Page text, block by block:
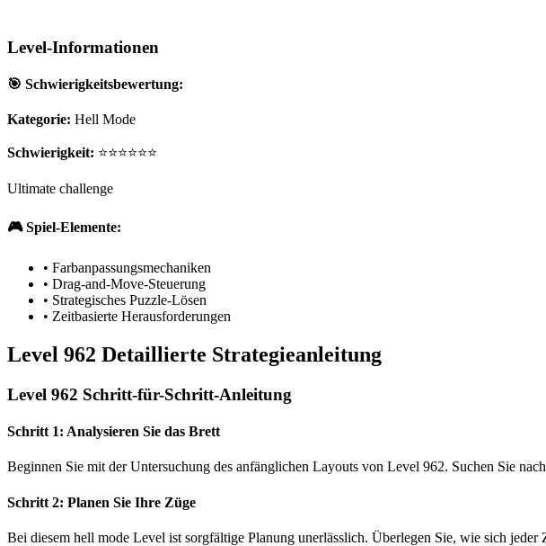
Level-Informationen
🎯 Schwierigkeitsbewertung:
Kategorie: Hell Mode
Schwierigkeit: ⭐⭐⭐⭐⭐⭐
Ultimate challenge
🎮 Spiel-Elemente:
• Farbanpassungsmechaniken
• Drag-and-Move-Steuerung
• Strategisches Puzzle-Lösen
• Zeitbasierte Herausforderungen
Level 962 Detaillierte Strategieanleitung
Level 962 Schritt-für-Schritt-Anleitung
Schritt 1: Analysieren Sie das Brett
Beginnen Sie mit der Untersuchung des anfänglichen Layouts von Level 962. Suchen Sie
Schritt 2: Planen Sie Ihre Züge
Bei diesem hell mode Level ist sorgfältige Planung unerlässlich. Überlegen Sie, wie sich jeder